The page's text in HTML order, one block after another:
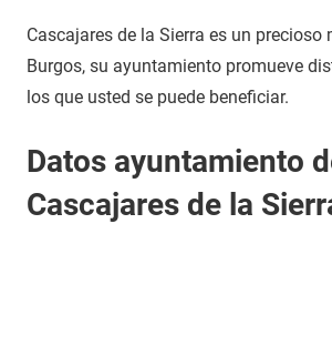
Cascajares de la Sierra es un precioso
Burgos, su ayuntamiento promueve
los que usted se puede beneficiar.
Datos ayuntamiento
Cascajares de la